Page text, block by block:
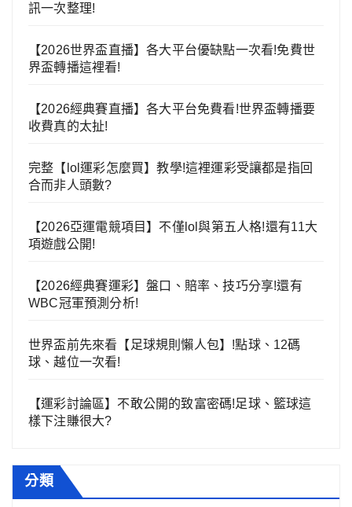
訊一次整理!
【2026世界盃直播】各大平台優缺點一次看!免費世
界盃轉播這裡看!
【2026經典賽直播】各大平台免費看!世界盃轉播要
收費真的太扯!
完整【lol運彩怎麼買】教學!這裡運彩受讓都是指回
合而非人頭數?
【2026亞運電競項目】不僅lol與第五人格!還有11大
項遊戲公開!
【2026經典賽運彩】盤口、賠率、技巧分享!還有
WBC冠軍預測分析!
世界盃前先來看【足球規則懶人包】!點球、12碼
球、越位一次看!
【運彩討論區】不敢公開的致富密碼!足球、籃球這
樣下注賺很大?
分類